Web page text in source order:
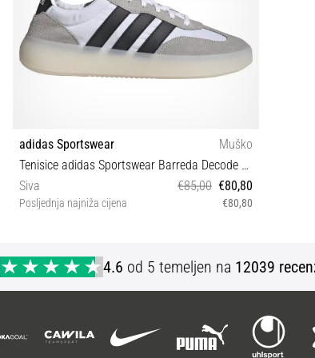
adidas Sportswear
Muško
Tenisice adidas Sportswear Barreda Decode Sneaker
Siva
€85,00 €80,80
Posljednja najniža cijena €80,80
4.6 od 5 temeljen na 12039